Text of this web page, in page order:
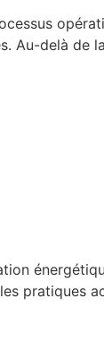
Au-delà
pratiques